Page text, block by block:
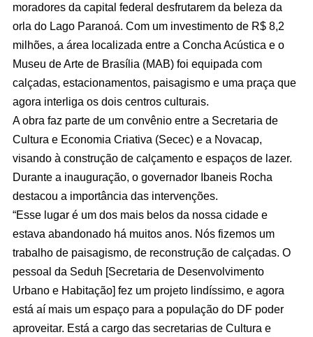
moradores da capital federal desfrutarem da beleza da
orla do Lago Paranoá. Com um investimento de R$ 8,2
milhões, a área localizada entre a Concha Acústica e o
Museu de Arte de Brasília (MAB) foi equipada com
calçadas, estacionamentos, paisagismo e uma praça que
agora interliga os dois centros culturais.
A obra faz parte de um convênio entre a Secretaria de
Cultura e Economia Criativa (Secec) e a Novacap,
visando à construção de calçamento e espaços de lazer.
Durante a inauguração, o governador Ibaneis Rocha
destacou a importância das intervenções.
“Esse lugar é um dos mais belos da nossa cidade e
estava abandonado há muitos anos. Nós fizemos um
trabalho de paisagismo, de reconstrução de calçadas. O
pessoal da Seduh [Secretaria de Desenvolvimento
Urbano e Habitação] fez um projeto lindíssimo, e agora
está aí mais um espaço para a população do DF poder
aproveitar. Está a cargo das secretarias de Cultura e